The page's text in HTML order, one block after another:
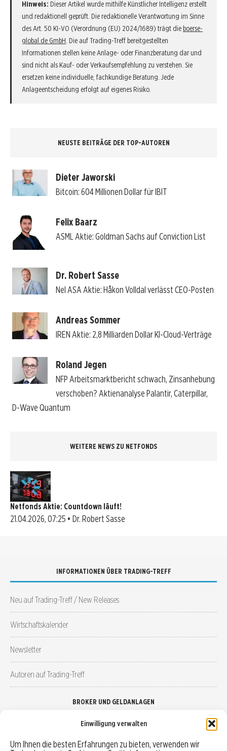
Einwilligung verwalten
Um Ihnen die besten Erfahrungen zu bieten, verwenden wir
Hinweis: Dieser Artikel wurde mithilfe Künstlicher Intelligenz erstellt
und redaktionell geprüft. Die redaktionelle Verantwortung im Sinne
des Art. 50 KI-VO (Verordnung (EU) 2024/1689) trägt die boerse-
global.de GmbH. Die auf Trading-Treff bereitgestellten
Informationen stellen keine Anlage- oder Finanzberatung dar und
sind nicht als Kauf- oder Verkaufsempfehlung zu verstehen. Sie
ersetzen keine individuelle, fachkundige Beratung. Jede
Anlageentscheidung erfolgt auf eigenes Risiko.
NEUSTE BEITRÄGE DER TOP-AUTOREN
Dieter Jaworski
Bitcoin: 604 Millionen Dollar für IBIT
Felix Baarz
ASML Aktie: Goldman Sachs auf Conviction List
Dr. Robert Sasse
Nel ASA Aktie: Håkon Volldal verlässt CEO-Posten
Andreas Sommer
IREN Aktie: 2,8 Milliarden Dollar KI-Cloud-Verträge
Roland Jegen
NFP Arbeitsmarktbericht schwach, Zinsanhebung
verschoben? Aktienanalyse Palantir, Caterpillar,
D-Wave Quantum
WEITERE NEWS ZU NETFONDS
Netfonds Aktie: Countdown läuft!
21.04.2026, 07:25 • Dr. Robert Sasse
INFORMATIONEN ÜBER TRADING-TREFF
Neu auf Trading-Treff / New Releases
Wirtschaftskalender
Newsletter
Autoren auf Trading-Treff
BROKER UND GELDANLAGEN